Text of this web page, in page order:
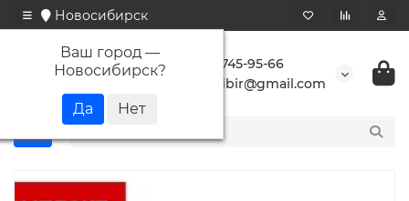
Новосибирск
Ваш город —
Новосибирск?
+7 923 745-95-66
buransibir@gmail.com